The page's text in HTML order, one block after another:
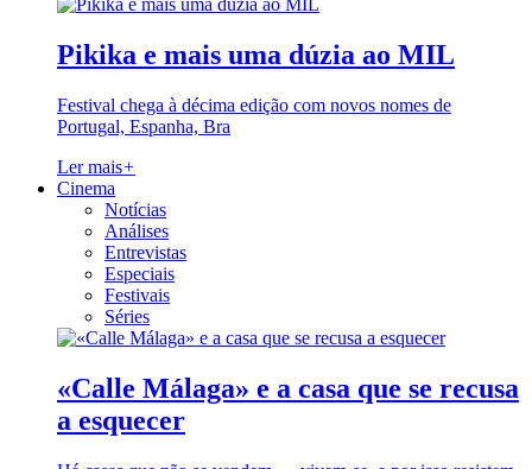
Pikika e mais uma dúzia ao MIL
Festival chega à décima edição com novos nomes de
Portugal, Espanha, Bra
Ler mais+
Cinema
Notícias
Análises
Entrevistas
Especiais
Festivais
Séries
«Calle Málaga» e a casa que se recusa
a esquecer